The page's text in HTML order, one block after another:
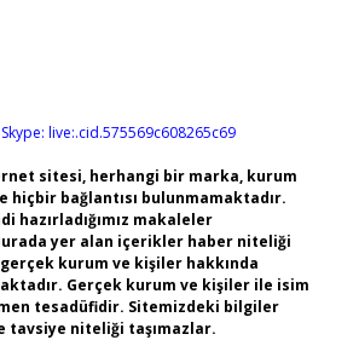
Skype: live:.cid.575569c608265c69
sitesi, herhangi bir marka, kurum
hiçbir bağlantısı bulunmamaktadır.
hazırladığımız makaleler
yer alan içerikler haber niteliği
kurum ve kişiler hakkında
Gerçek kurum ve kişiler ile isim
tesadüfidir. Sitemizdeki bilgiler
tavsiye niteliği taşımazlar.